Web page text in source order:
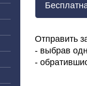
Отправить
- выбрав
-